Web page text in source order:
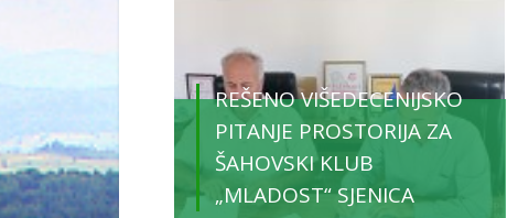
REŠENO VIŠEDECENIJSKO
PITANJE PROSTORIJA ZA
ŠAHOVSKI KLUB
„MLADOST“ SJENICA